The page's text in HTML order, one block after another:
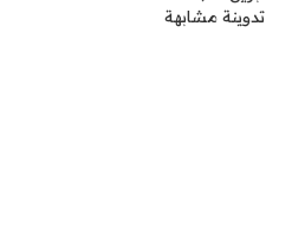
تدوينة مشابهة